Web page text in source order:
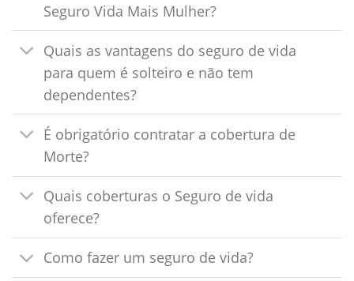
Seguro Vida Mais Mulher?
Quais as vantagens do seguro de vida
para quem é solteiro e não tem
dependentes?
É obrigatório contratar a cobertura de
Morte?
Quais coberturas o Seguro de vida
oferece?
Como fazer um seguro de vida?